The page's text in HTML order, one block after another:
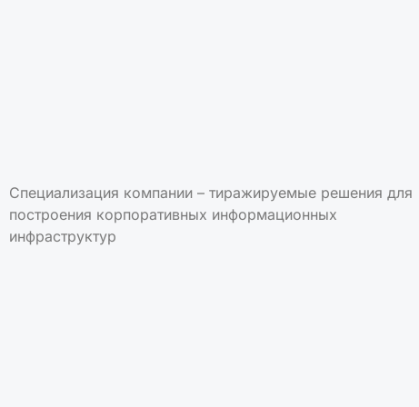
Специализация компании – тиражируемые решения для
построения корпоративных информационных
инфраструктур